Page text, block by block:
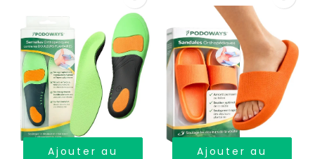
Ajouter au
Ajouter au